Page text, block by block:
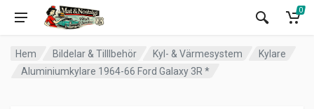
0
Hem Bildelar & Tilllbehör Kyl- & Värmesystem
Kylare
Aluminiumkylare 1964-66 Ford Galaxy 3R *